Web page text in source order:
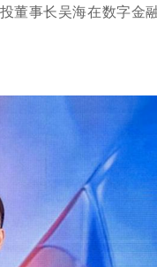
董事长吴海在数字金